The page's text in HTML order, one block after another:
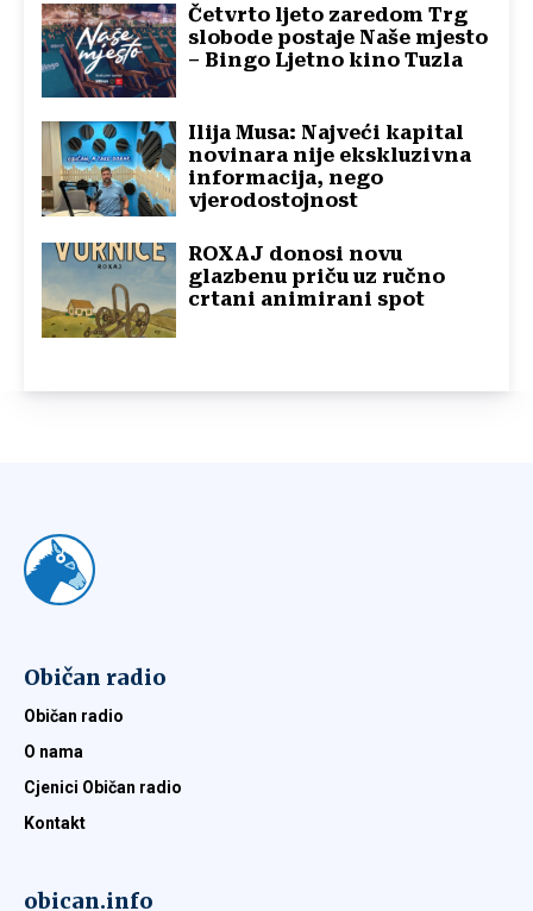
Četvrto ljeto zaredom Trg
slobode postaje Naše mjesto
– Bingo Ljetno kino Tuzla
Ilija Musa: Najveći kapital
novinara nije ekskluzivna
informacija, nego
vjerodostojnost
ROXAJ donosi novu
glazbenu priču uz ručno
crtani animirani spot
Običan radio
Običan radio
O nama
Cjenici Običan radio
Kontakt
obican.info